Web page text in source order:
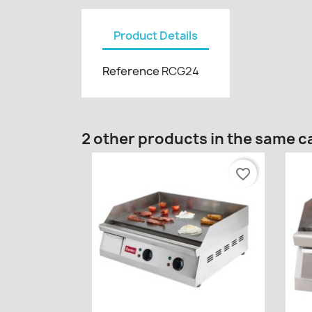
Product Details
Reference RCG24
2 other products in the same
favorite_border